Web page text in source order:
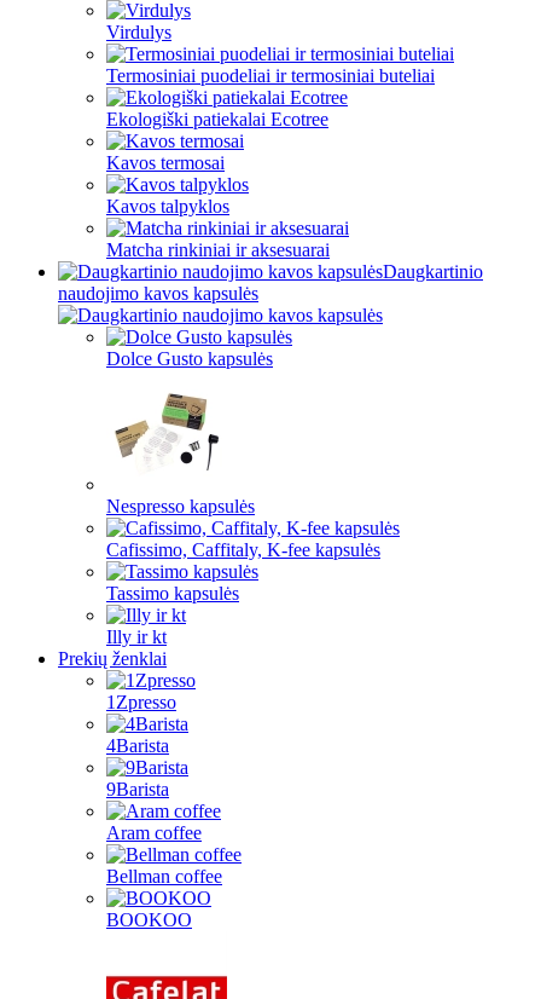
Virdulys
Termosiniai puodeliai ir termosiniai buteliai
Ekologiški patiekalai Ecotree
Kavos termosai
Kavos talpyklos
Matcha rinkiniai ir aksesuarai
Daugkartinio
naudojimo kavos kapsulės
Dolce Gusto kapsulės
Nespresso kapsulės
Cafissimo, Caffitaly, K-fee kapsulės
Tassimo kapsulės
Illy ir kt
Prekių ženklai
1Zpresso
4Barista
9Barista
Aram coffee
Bellman coffee
BOOKOO